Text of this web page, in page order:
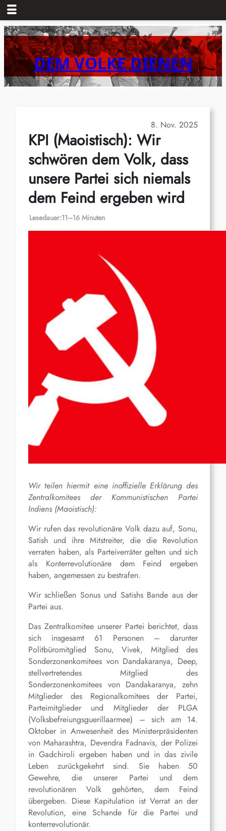
Zum
Inhalt
springenDEM VOLKE DIENEN
8. Nov. 2025
KPI (Maoistisch): Wir
schwören dem Volk, dass
unsere Partei sich niemals
dem Feind ergeben wird
Lesedauer:11–16 Minuten
Wir teilen hiermit eine inoffizielle Erklärung des
Zentralkomitees der Kommunistischen Partei
Indiens (Maoistisch):
Wir rufen das revolutionäre Volk dazu auf, Sonu,
Satish und ihre Mitstreiter, die die Revolution
verraten haben, als Parteiverräter gelten und sich
als Konterrevolutionäre dem Feind ergeben
haben, angemessen zu bestrafen.
Wir schließen Sonus und Satishs Bande aus der
Partei aus.
Das Zentralkomitee unserer Partei berichtet, dass
sich insgesamt 61 Personen – darunter
Politbüromitglied Sonu, Vivek, Mitglied des
Sonderzonenkomitees von Dandakaranya, Deep,
stellvertretendes Mitglied des
Sonderzonenkomitees von Dandakaranya, zehn
Mitglieder des Regionalkomitees der Partei,
Parteimitglieder und Mitglieder der PLGA
(Volksbefreiungsguerillaarmee) – sich am 14.
Oktober in Anwesenheit des Ministerpräsidenten
von Maharashtra, Devendra Fadnavis, der Polizei
in Gadchiroli ergeben haben und in das zivile
Leben zurückgekehrt sind. Sie haben 50
Gewehre, die unserer Partei und dem
revolutionären Volk gehörten, dem Feind
übergeben. Diese Kapitulation ist Verrat an der
Revolution, eine Schande für die Partei und
konterrevolutionär.